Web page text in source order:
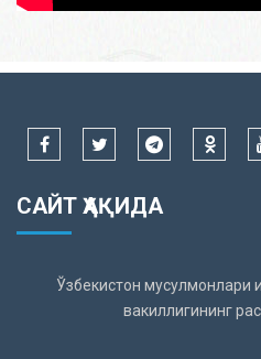
САЙТ ҲАҚИДА
Ўзбекистон мусулмонлари
вакиллигининг